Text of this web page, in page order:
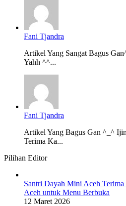
Fani Tjandra
Artikel Yang Sangat Bagus
Yahh ^^...
Fani Tjandra
Artikel Yang Bagus Gan ^_^
Terima Ka...
Pilihan Editor
Santri Dayah Mini Aceh
Aceh untuk Menu Berbuka
12 Maret 2026